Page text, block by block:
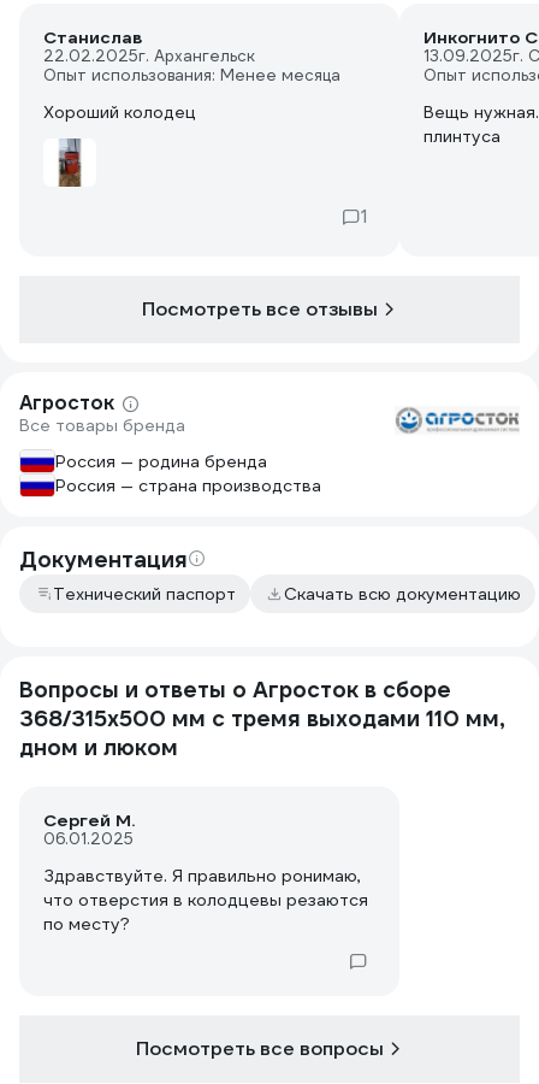
Станислав
22.02.2025г. Архангельск
Опыт использования: Менее месяца
Хороший колодец
1
Инкогнито
13.09.2025г.
Опыт
Вещь
плинтуса
Посмотреть все отзывы
Агросток
Все товары бренда
Россия — родина бренда
Россия — страна производства
Документация
Технический паспорт Скачать всю документацию
Вопросы и ответы о Агросток в сборе
368/315x500 мм с тремя выходами 110 мм,
дном и люком
Сергей М.
06.01.2025
Здравствуйте. Я правильно ронимаю,
что отверстия в колодцевы резаются
по месту?
Посмотреть все вопросы